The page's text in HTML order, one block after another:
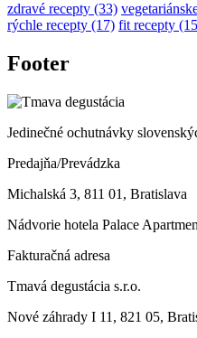
zdravé recepty (33)
rýchle recepty (17) fit recepty
Footer
Jedinečné ochutnávky
Predajňa/Prevádzka
Michalská 3, 811 01, Bratislava
Nádvorie hotela Palace
Fakturačná adresa
Tmavá degustácia s.r.o.
Nové záhrady I 11, 821 05,